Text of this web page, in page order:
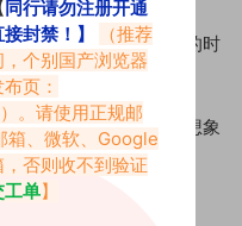
家庭关系紧张。缺钱的时
片，中间的距离比你想象
同行请勿注册开通
封禁！】
（推荐
个别国产浏览器
页：
。请使用正规邮
箱、微软、Google
否则收不到验证
工单】